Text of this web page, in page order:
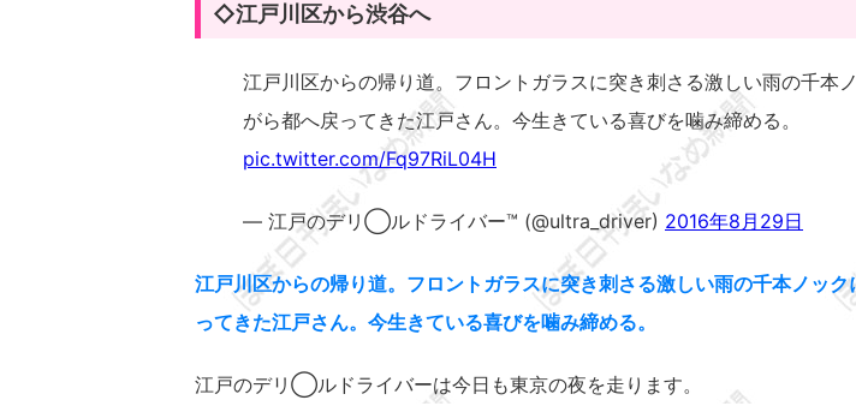
◇江戸川区から渋谷へ
江戸川区からの帰り道。フロントガラスに突き刺さる激しい雨の千本
がら都へ戻ってきた江戸さん。今生きている喜びを噛み締める。
pic.twitter.com/Fq97RiL04H
— 江戸のデリ◯ルドライバー™️ (@ultra_driver) 2016年8月29日
江戸川区からの帰り道。フロントガラスに突き刺さる激しい雨の千本ノッ
ってきた江戸さん。今生きている喜びを噛み締める。
江戸のデリ◯ルドライバーは今日も東京の夜を走ります。